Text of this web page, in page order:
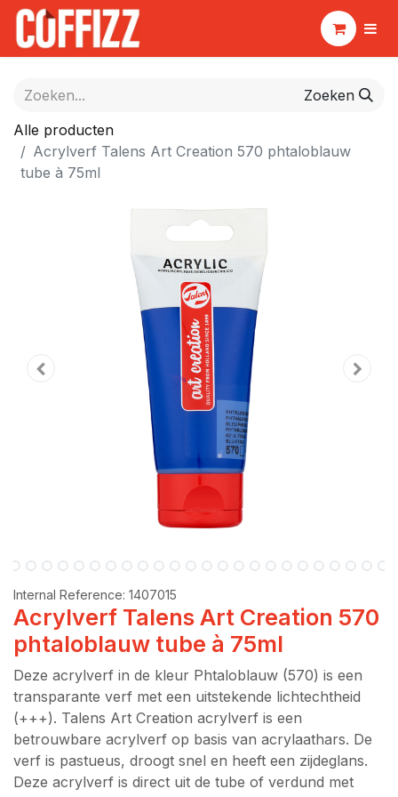
Zoeken
Alle producten
Acrylverf Talens Art Creation 570 phtaloblauw
tube à 75ml
Internal Reference: 1407015
Acrylverf Talens Art Creation 570
phtaloblauw tube à 75ml
Deze acrylverf in de kleur Phtaloblauw (570) is een
transparante verf met een uitstekende lichtechtheid
(+++). Talens Art Creation acrylverf is een
betrouwbare acrylverf op basis van acrylaathars. De
verf is pastueus, droogt snel en heeft een zijdeglans.
Deze acrylverf is direct uit de tube of verdund met